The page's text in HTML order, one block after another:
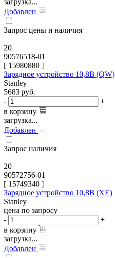
Добавлен
Запрос цены и наличия
20
90576518-01
[ 15980880 ]
Зарядное устройство 10,8В (QW)
Stanley
5683 руб.
-
+
в корзину
загрузка...
Добавлен
Запрос наличия
20
90572756-01
[ 15749340 ]
Зарядное устройство 10,8В (XE)
Stanley
цена по запросу
-
+
в корзину
загрузка...
Добавлен